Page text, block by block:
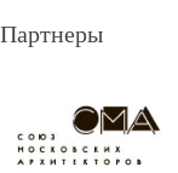
Партнеры